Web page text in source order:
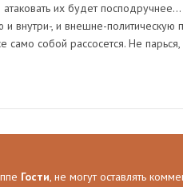
их будет
внутри-, и внешне-политическую
само собой рассосется. Не
Гости, не могут оставлять